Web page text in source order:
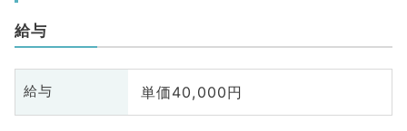
給与
給与 単価40,000円